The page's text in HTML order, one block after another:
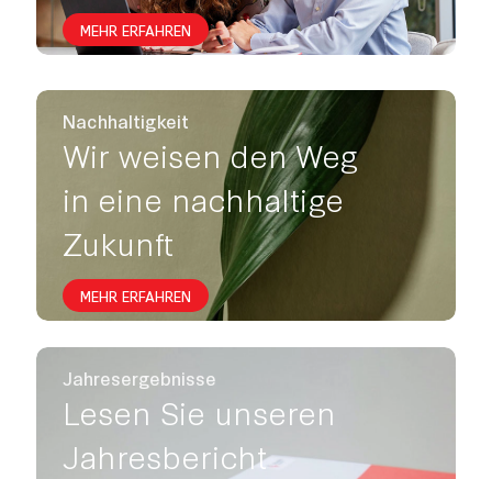
MEHR ERFAHREN
Nachhaltigkeit
Wir weisen den Weg
in eine nachhaltige
Zukunft
MEHR ERFAHREN
Jahresergebnisse
Lesen Sie unseren
Jahresbericht